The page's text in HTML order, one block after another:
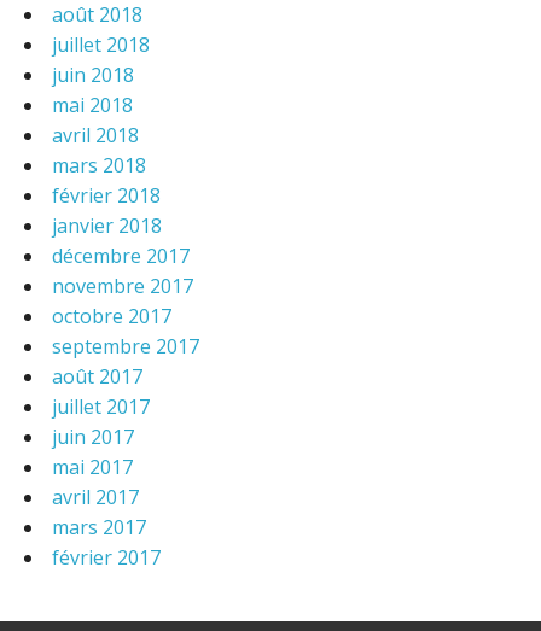
août 2018
juillet 2018
juin 2018
mai 2018
avril 2018
mars 2018
février 2018
janvier 2018
décembre 2017
novembre 2017
octobre 2017
septembre 2017
août 2017
juillet 2017
juin 2017
mai 2017
avril 2017
mars 2017
février 2017